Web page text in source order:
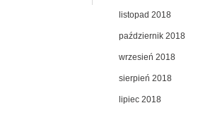
listopad 2018
październik 2018
wrzesień 2018
sierpień 2018
lipiec 2018